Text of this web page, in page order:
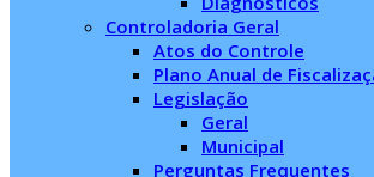
Controladoria Geral
Atos do Controle
Plano Anual de
Legislação
Geral
Municipal
Perguntas Frequentes